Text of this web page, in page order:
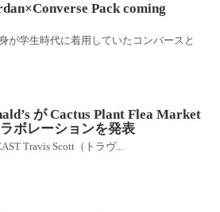
Pack coming
が学生時代に着用していたコンバースと
が Cactus Plant Flea Market
ボレーションを発表
Travis Scott（トラヴ...